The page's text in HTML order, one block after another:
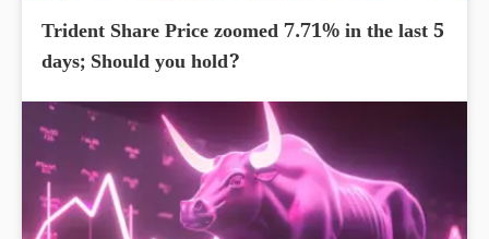
Trident Share Price zoomed 7.71% in the last 5
days; Should you hold?